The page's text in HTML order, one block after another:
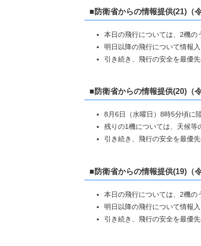
■防衛省からの情報提供(21)（
本日の飛行については、2機の
明日以降の飛行について情報
引き続き、飛行の安全を最優
■防衛省からの情報提供(20)（
8月6日（水曜日）8時5分頃に
残りの1機については、天候等
引き続き、飛行の安全を最優
■防衛省からの情報提供(19)（
本日の飛行については、2機の
明日以降の飛行について情報
引き続き、飛行の安全を最優